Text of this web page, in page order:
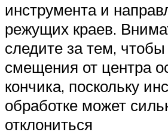
инструмента и
режущих краев.
следите за тем,
смещения от центра
кончика, поскольку
обработке может
отклониться